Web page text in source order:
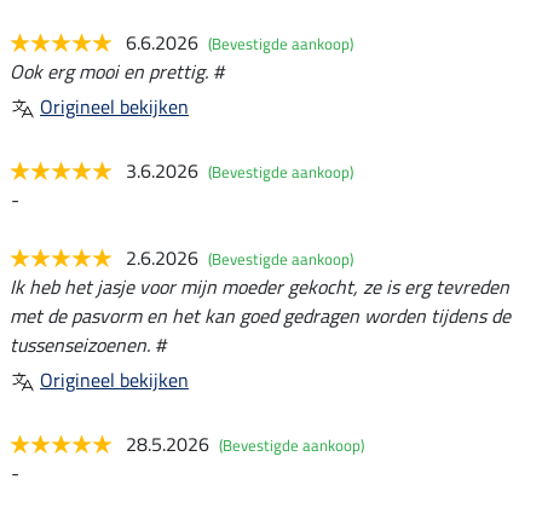
6.6.2026 (Bevestigde aankoop)
Ook erg mooi en prettig. #
Origineel bekijken
3.6.2026 (Bevestigde aankoop)
-
2.6.2026 (Bevestigde aankoop)
Ik heb het jasje voor mijn moeder gekocht, ze is erg tevreden
met de pasvorm en het kan goed gedragen worden tijdens de
tussenseizoenen. #
Origineel bekijken
28.5.2026 (Bevestigde aankoop)
-